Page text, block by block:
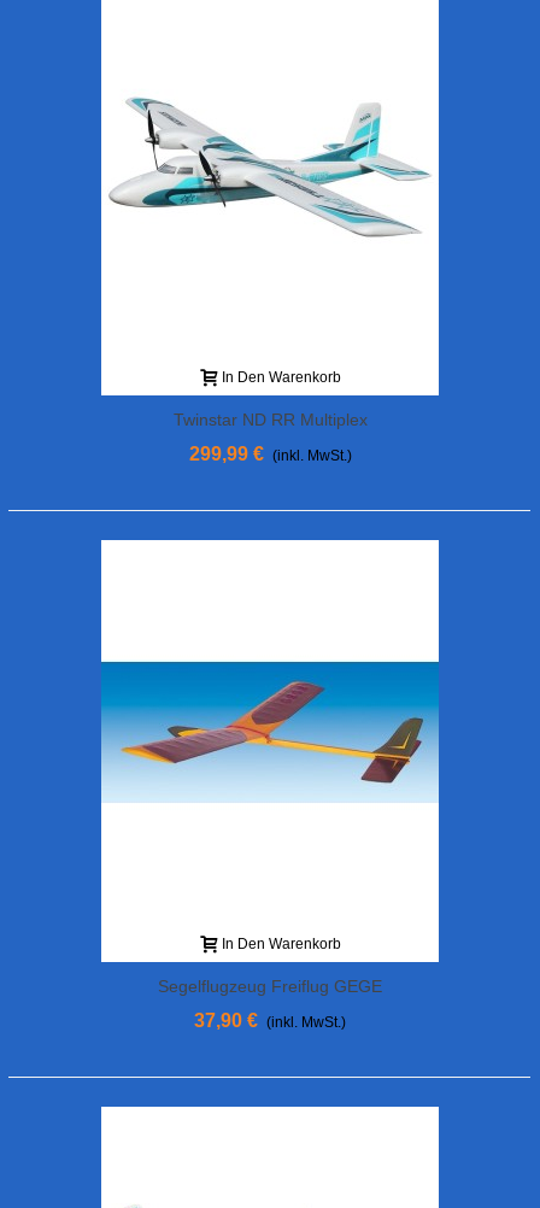
In Den Warenkorb
Twinstar ND RR Multiplex
299,99 € (inkl. MwSt.)
In Den Warenkorb
Segelflugzeug Freiflug GEGE
37,90 € (inkl. MwSt.)